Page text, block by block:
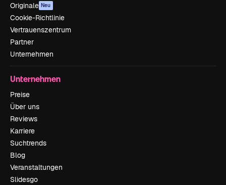
Originale Neu
Cookie-Richtlinie
Vertrauenszentrum
Partner
Unternehmen
Unternehmen
Preise
Über uns
Reviews
Karriere
Suchtrends
Blog
Veranstaltungen
Slidesgo